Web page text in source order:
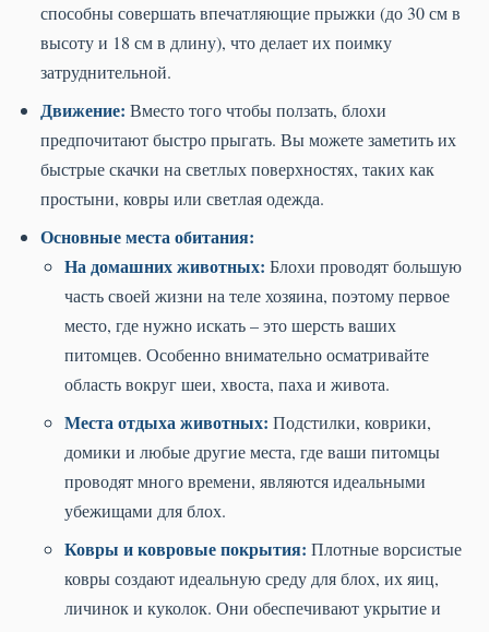
способны совершать впечатляющие прыжки (до 30 см в
высоту и 18 см в длину), что делает их поимку
затруднительной.
Движение: Вместо того чтобы ползать, блохи
предпочитают быстро прыгать. Вы можете заметить их
быстрые скачки на светлых поверхностях, таких как
простыни, ковры или светлая одежда.
Основные места обитания:
На домашних животных: Блохи проводят большую
часть своей жизни на теле хозяина, поэтому первое
место, где нужно искать – это шерсть ваших
питомцев. Особенно внимательно осматривайте
область вокруг шеи, хвоста, паха и живота.
Места отдыха животных: Подстилки, коврики,
домики и любые другие места, где ваши питомцы
проводят много времени, являются идеальными
убежищами для блох.
Ковры и ковровые покрытия: Плотные ворсистые
ковры создают идеальную среду для блох, их яиц,
личинок и куколок. Они обеспечивают укрытие и